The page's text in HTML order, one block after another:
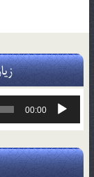
پخش‌کننده
00:00